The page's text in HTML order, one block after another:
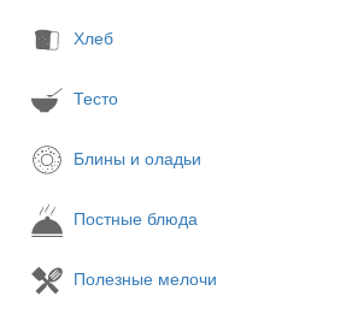
Хлеб
Тесто
Блины и оладьи
Постные блюда
Полезные мелочи